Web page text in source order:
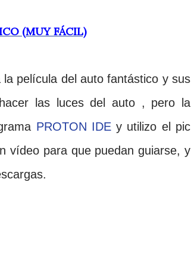
(MUY FÁCIL)
película del auto fantástico y sus
las luces del auto , pero la
PROTON IDEy utilizo el pic
vídeo para que puedan guiarse, y